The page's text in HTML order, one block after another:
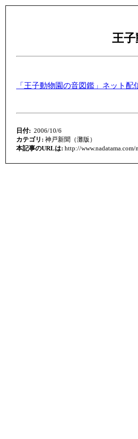
王
「王子動物園の音図鑑」ネット
日付: 2006/10/6
カテゴリ: 神戸新聞（灘版）
本記事のURLは: http://